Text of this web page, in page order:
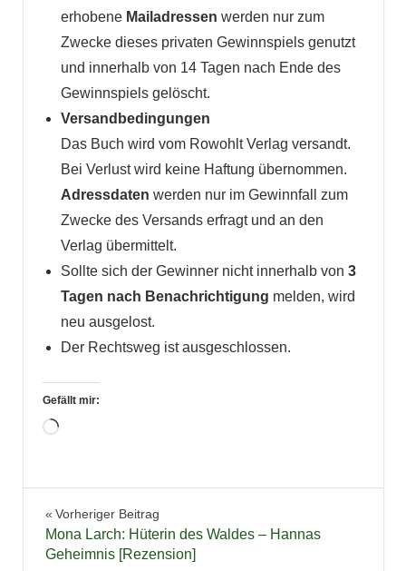
erhobene Mailadressen werden nur zum
Zwecke dieses privaten Gewinnspiels genutzt
und innerhalb von 14 Tagen nach Ende des
Gewinnspiels gelöscht.
Versandbedingungen
Das Buch wird vom Rowohlt Verlag versandt.
Bei Verlust wird keine Haftung übernommen.
Adressdaten werden nur im Gewinnfall zum
Zwecke des Versands erfragt und an den
Verlag übermittelt.
Sollte sich der Gewinner nicht innerhalb von 3
Tagen nach Benachrichtigung melden, wird
neu ausgelost.
Der Rechtsweg ist ausgeschlossen.
Gefällt mir:
Wird
Netflix
Thriller
Beitragsnavigation
Vorheriger Beitrag
Mona Larch: Hüterin des Waldes – Hannas
Geheimnis [Rezension]